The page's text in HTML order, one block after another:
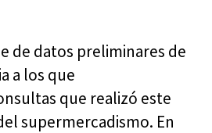
de datos preliminares de
a los que
que realizó este
supermercadismo. En